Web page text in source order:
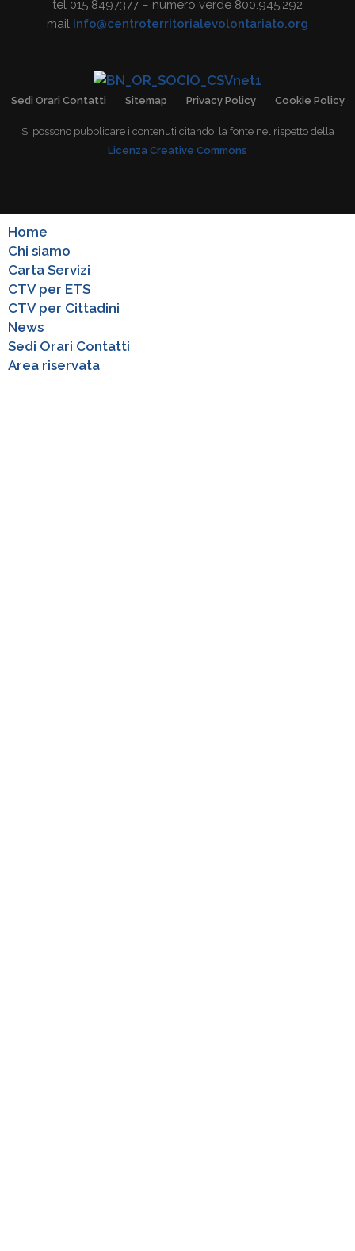
tel 015 8497377 – numero verde 800.945.292
mail info@centroterritorialevolontariato.org
Sedi Orari Contatti Sitemap Privacy Policy Cookie Policy
Si possono pubblicare i contenuti citando la fonte nel rispetto della
Licenza Creative Commons
Home
Chi siamo
Carta Servizi
CTV per ETS
CTV per Cittadini
News
Sedi Orari Contatti
Area riservata